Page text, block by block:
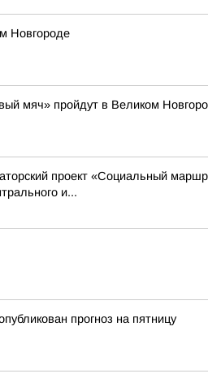
Новгороде
мяч» пройдут в Великом
проект «Социальный
и...
прогноз на пятницу